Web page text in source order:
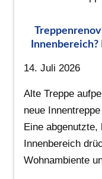
14. Juli 2026
Alte Treppe
neue
Eine abgenutzte,
Innenbereich
Wohnambiente